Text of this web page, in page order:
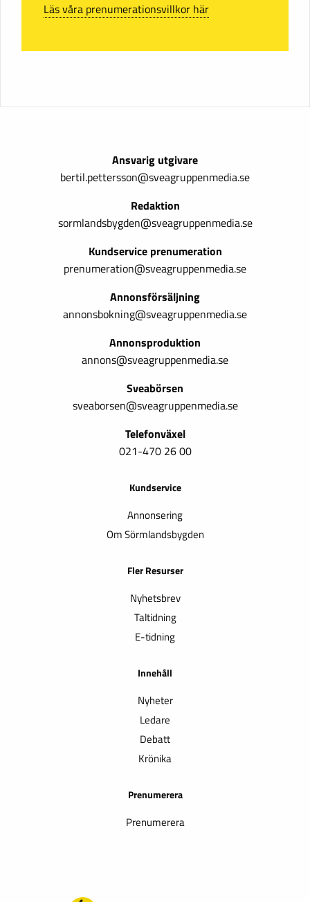
Läs våra prenumerationsvillkor här
Ansvarig utgivare
bertil.pettersson@sveagruppenmedia.se
Redaktion
sormlandsbygden@sveagruppenmedia.se
Kundservice prenumeration
prenumeration@sveagruppenmedia.se
Annonsförsäljning
annonsbokning@sveagruppenmedia.se
Annonsproduktion
annons@sveagruppenmedia.se
Sveabörsen
sveaborsen@sveagruppenmedia.se
Telefonväxel
021-470 26 00
Kundservice
Annonsering
Om Sörmlandsbygden
Fler Resurser
Nyhetsbrev
Taltidning
E-tidning
Innehåll
Nyheter
Ledare
Debatt
Krönika
Prenumerera
Prenumerera